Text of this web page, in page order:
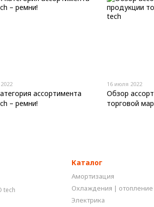
ассортимента
– ремни!
16 июля 2022
Обзор
торговой
tech
Каталог
Амортизация
Охлаждения | отопление
Электрика